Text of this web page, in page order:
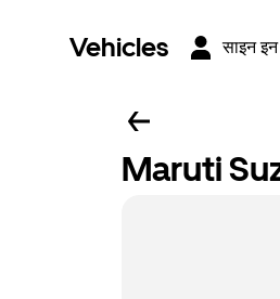
Vehicles साइन
Maruti